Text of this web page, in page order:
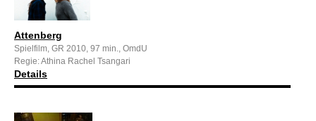
Attenberg
Spielfilm, GR 2010, 97 min., OmdU
Regie: Athina Rachel Tsangari
Details